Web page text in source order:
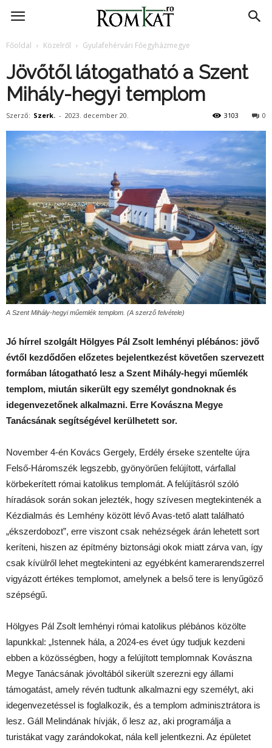
RomKat.ro
Főoldal Közelről Gyulafehérvári Főegyházmegye
Jövőtől látogatható a Szent
Mihály-hegyi templom
Szerző: Szerk. - 2023. december 20. 0
3103
A Szent Mihály-hegyi műemlék templom. (A szerző felvétele)
Jó hírrel szolgált Hölgyes Pál Zsolt lemhényi plébános: jövő
évtől kezdődően előzetes bejelentkezést követően szervezett
formában látogatható lesz a Szent Mihály-hegyi műemlék
templom, miután sikerült egy személyt gondnoknak és
idegenvezetőnek alkalmazni. Erre Kovászna Megye
Tanácsának segítségével kerülhetett sor.
November 4-én Kovács Gergely, Erdély érseke szentelte újra
Felső-Háromszék legszebb, gyönyörűen felújított, várfallal
körbekerített római katolikus templomát. A felújításról szóló
híradások során sokan jelezték, hogy szívesen megtekintenék a
Kézdialmás és Lemhény között lévő Avas-tető alatt található
„ékszerdobozt”, erre viszont csak nehézségek árán lehetett sort
keríteni, hiszen az építmény biztonsági okok miatt zárva van, így
csak kívülről lehet megtekinteni az egyébként kamerarendszerrel
vigyázott értékes templomot, amelynek a belső tere is lenyűgöző
szépségű.
Hölgyes Pál Zsolt lemhényi római katolikus plébános közölte
lapunkkal: „Istennek hála, a 2024-es évet úgy tudjuk kezdeni
ebben a közösségben, hogy a felújított templomnak Kovászna
Megye Tanácsának jóvoltából sikerült szerezni egy állami
támogatást, amely révén tudtunk alkalmazni egy személyt, aki
idegenvezetéssel is foglalkozik, és a templom adminisztrátora is
lesz. Gáll Melindának hívják, ő lesz az, aki programálja a
turistákat vagy zarándokokat, nála kell jelentkezni. Az épületet